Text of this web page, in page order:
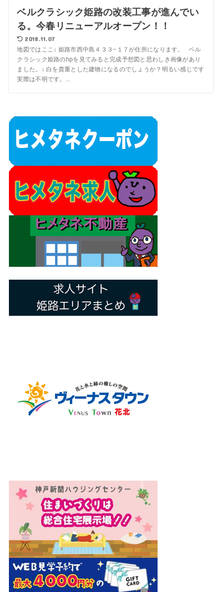
ベルクラシック姫路の改装工事が進んでい
る。今春リニューアルオープン！！
2018.11.07
地図ではここ↓ 姫路市西中島４３３−１７が住所になります。 ベル
クラシック姫路のhpを見てみると完成予想図と思わしき画像があり
ました。↓ 白を貴重とした建物になるのでしょうか？明るい感じです
実際は不明です。...